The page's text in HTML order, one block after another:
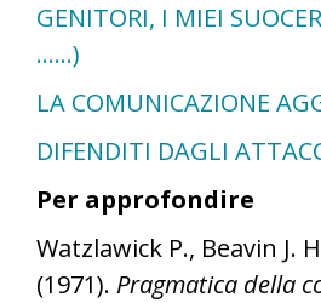
GENITORI, I MIEI
……)
LA COMUNICAZIONE
DIFENDITI DAGLI
Per approfondire
Watzlawick P., Beavin J.
(1971). Pragmatica della